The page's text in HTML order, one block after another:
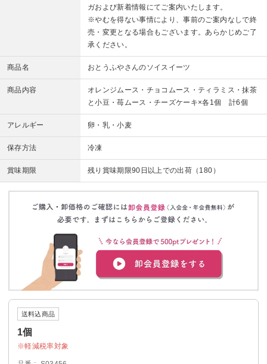
ガおよび新着情報にてご案内いたします。
※やむを得ない事情により、事前のご案内なしで終
売・変更となる場合もございます。あらかじめご了
承ください。
商品名 おとうふやさんのソイスイーツ
商品内容
オレンジムース・チョコムース・ティラミス・抹茶
と小豆・苺ムース・チーズケーキ×各1個 計6個
アレルギー 卵・乳・小麦
保存方法 冷凍
賞味期限 残り賞味期限90日以上での出荷（180）
送料込商品
1個
軽減税率対象